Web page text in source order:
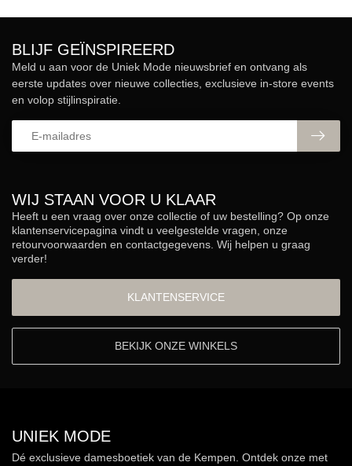
WIJ STAAN VOOR U KLAAR
Heeft u een vraag over onze collectie of uw bestelling? Op onze
klantenservicepagina vindt u veelgestelde vragen, onze
retourvoorwaarden en contactgegevens. Wij helpen u graag
verder!
KLANTENSERVICE
BEKIJK ONZE WINKELS
BLIJF GEÏNSPIREERD
Meld u aan voor de Uniek Mode nieuwsbrief en ontvang als
eerste updates over nieuwe collecties, exclusieve in-store events
en volop stijlinspiratie.
UNIEK MODE
Dé exclusieve damesboetiek van de Kempen. Ontdek onze met